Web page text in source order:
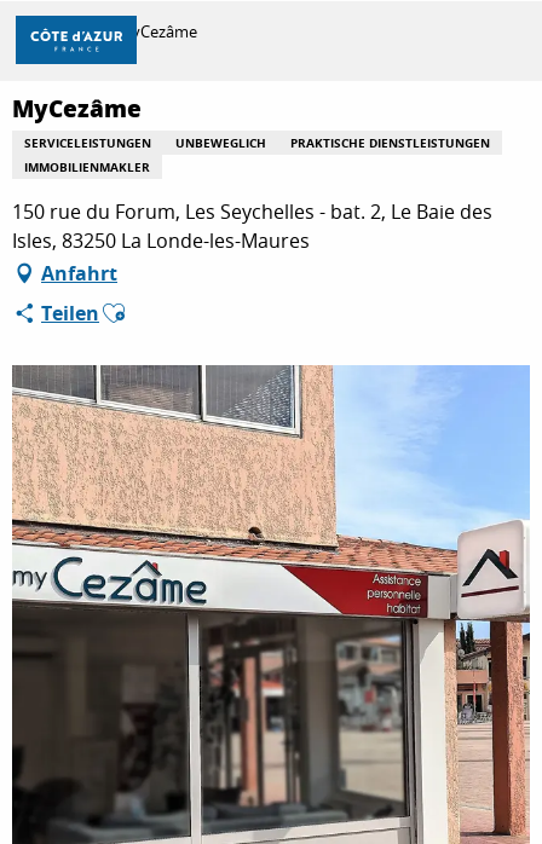
Aller
contenu
principal
ENTDECKEN
ZU TUN
AUFENTHALT
Startseite MyCezâme
MyCezâme
SERVICELEISTUNGEN UNBEWEGLICH
PRAKTISCHE DIENSTLEISTUNGEN
IMMOBILIENMAKLER
150 rue du Forum, Les Seychelles - bat. 2, Le Baie des
Isles, 83250 La Londe-les-Maures
Anfahrt
TeilenAjouter aux favoris